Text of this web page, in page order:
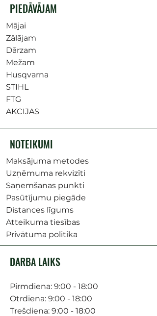
PIEDĀVĀJAM
Mājai
Zālājam
Dārzam
Mežam
Husqvarna
STIHL
FTG
AKCIJAS
NOTEIKUMI
Maksājuma metodes
Uzņēmuma rekvizīti
Saņemšanas punkti
Pasūtījumu piegāde
Distances līgums
Atteikuma tiesības
Privātuma politika
DARBA LAIKS
Pirmdiena: 9:00 - 18:00
Otrdiena: 9:00 - 18:00
Trešdiena: 9:00 - 18:00